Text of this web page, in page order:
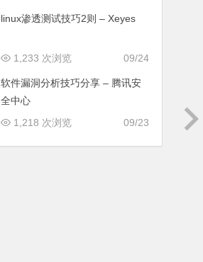
linux渗透测试技巧2则 – Xeyes
09/24
1,233 次浏览
软件漏洞分析技巧分享 – 腾讯安
全中心
09/23
1,218 次浏览